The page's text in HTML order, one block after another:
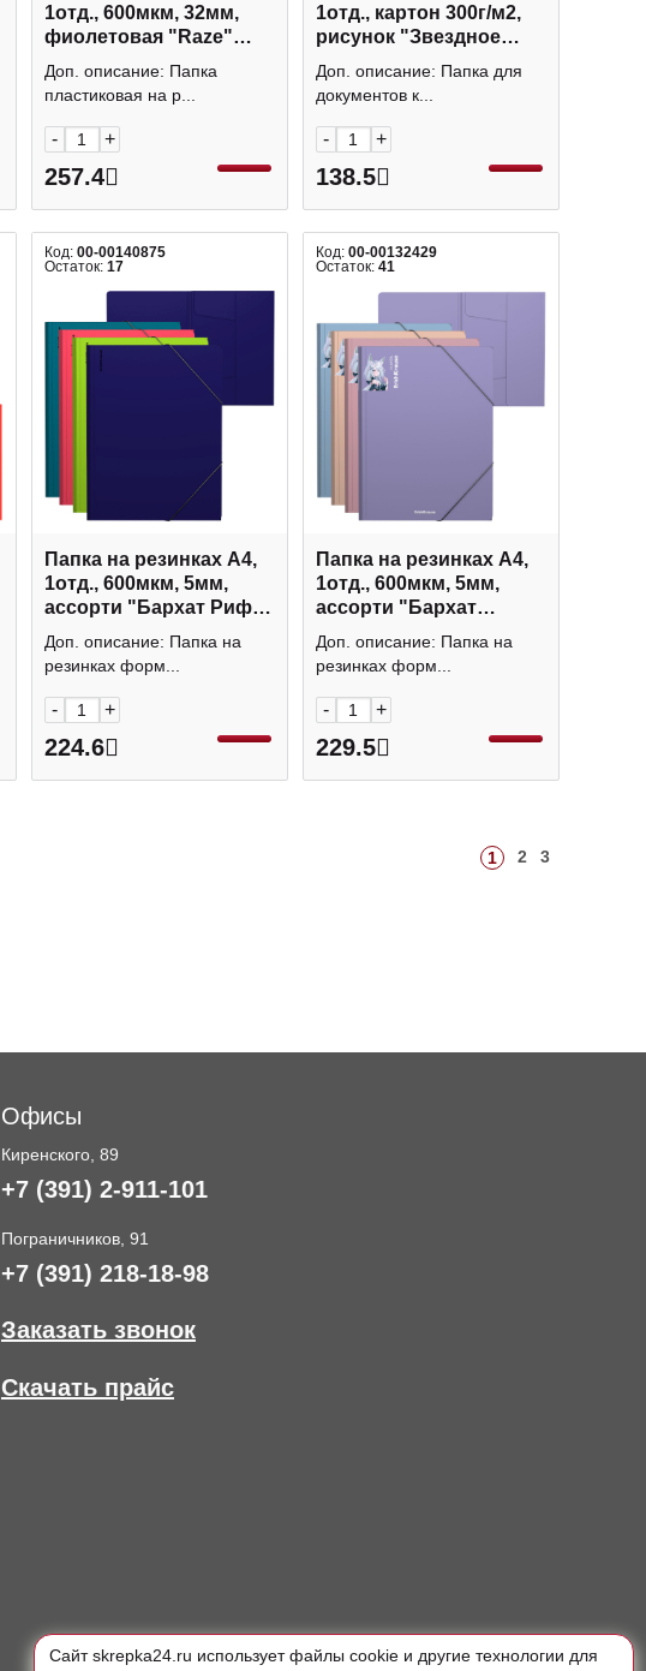
1отд., 600мкм, 32мм,
фиолетовая "Raze"
FB4_A4152 Berlingo
Доп. описание: Папка
пластиковая на р...
- +
257.4
1отд., картон 300г/м2,
рисунок "Звездное
небо" 66545 Феникс+
Доп. описание: Папка для
документов к...
- +
138.5
Код: 00-00140875
Остаток: 17
Папка на резинках А4,
1отд., 600мкм, 5мм,
ассорти "Бархат Риф"
62970 Erich Krause
Доп. описание: Папка на
резинках форм...
- +
224.6
Код: 00-00132429
Остаток: 41
Папка на резинках А4,
1отд., 600мкм, 5мм,
ассорти "Бархат
Аниме" 61203 Erich
Krause
Доп. описание: Папка на
резинках форм...
- +
229.5
1 2 3
Офисы
Киренского, 89
+7 (391) 2-911-101
Пограничников, 91
+7 (391) 218-18-98
Заказать звонок
Скачать прайс
Cайт skrepka24.ru использует файлы cookie и другие технологии для